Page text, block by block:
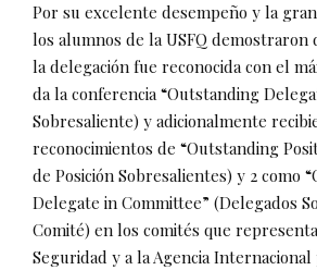
Por su excelente desempeño y la
los alumnos de la USFQ demostraron
la delegación fue reconocida con el
da la conferencia “Outstanding
Sobresaliente) y adicionalmente
reconocimientos de “Outstanding
de Posición Sobresalientes) y 2 como
Delegate in Committee” (Delegados
Comité) en los comités que
Seguridad y a la Agencia